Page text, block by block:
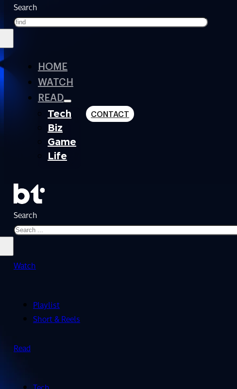
Search
HOME
WATCH
READ
Tech
Biz
Game
Life
CONTACT
Search
Watch
Playlist
Short & Reels
Read